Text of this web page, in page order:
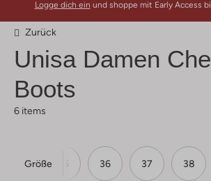
Logge dich ein und shoppe mit Early Access
Zurück
Unisa Damen
Boots
6 items
Größe 35 36 37 38